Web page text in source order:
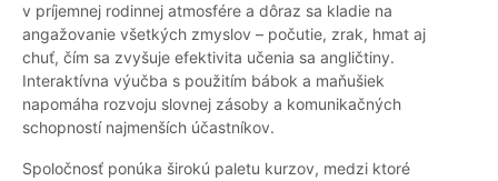
v príjemnej rodinnej atmosfére a dôraz sa kladie na
angažovanie všetkých zmyslov – počutie, zrak, hmat aj
chuť, čím sa zvyšuje efektivita učenia sa angličtiny.
Interaktívna výučba s použitím bábok a maňušiek
napomáha rozvoju slovnej zásoby a komunikačných
schopností najmenších účastníkov.
Spoločnosť ponúka širokú paletu kurzov, medzi ktoré